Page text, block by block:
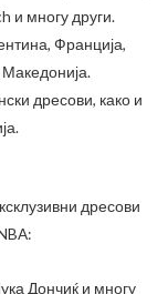
и многу други.
Франција,
Македонија.
дресови, како и
дресови
Дончиќ и многу